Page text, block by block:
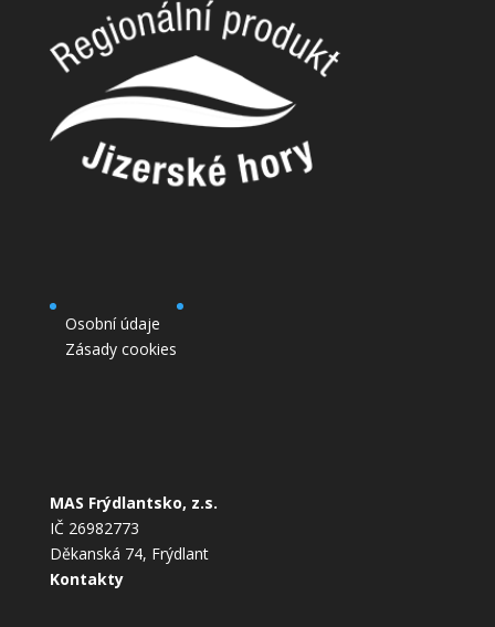
Osobní údaje
Zásady cookies
MAS Frýdlantsko, z.s.
IČ 26982773
Děkanská 74, Frýdlant
Kontakty